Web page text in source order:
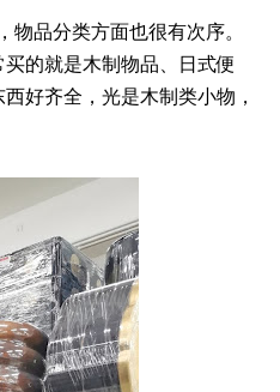
品分类方面也很有次序。
的就是木制物品、日式便
好齐全，光是木制类小物，